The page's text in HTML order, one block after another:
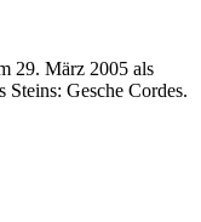
29. März 2005 als
Gesche Cordes.